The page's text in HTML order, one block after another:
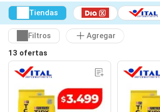
Tiendas
Filtros
Agregar
13 ofertas